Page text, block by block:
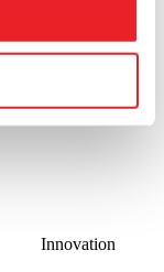
Innovation